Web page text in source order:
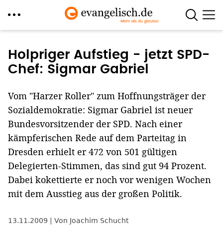
zum
Inhalt
Holpriger Aufstieg - jetzt SPD-
Chef: Sigmar Gabriel
Vom "Harzer Roller" zum Hoffnungsträger der
Sozialdemokratie: Sigmar Gabriel ist neuer
Bundesvorsitzender der SPD. Nach einer
kämpferischen Rede auf dem Parteitag in
Dresden erhielt er 472 von 501 gültigen
Delegierten-Stimmen, das sind gut 94 Prozent.
Dabei kokettierte er noch vor wenigen Wochen
mit dem Ausstieg aus der großen Politik.
13.11.2009 Von Joachim Schucht